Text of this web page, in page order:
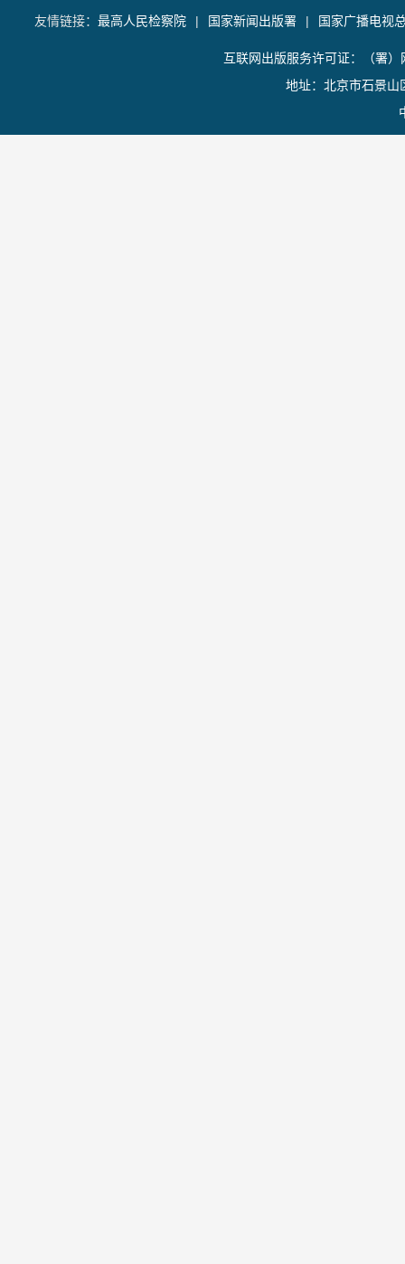
友情链接： 最高人民检察院 | 国家新闻出版署 | 国家广播电视
互联网出版服务许可证：（署
地址：北京市石景